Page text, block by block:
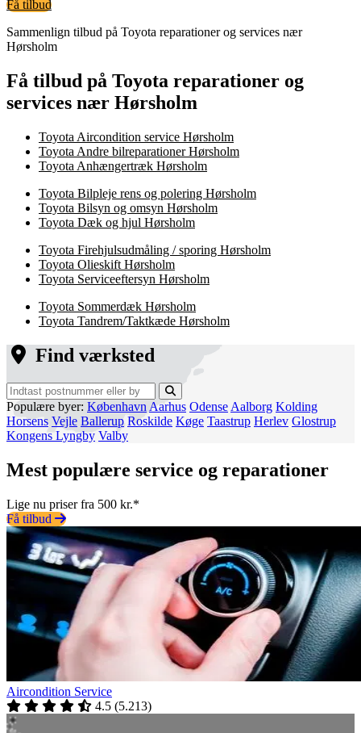
Få tilbud
Sammenlign tilbud på Toyota reparationer og services nær
Hørsholm
Få tilbud på Toyota reparationer og
services nær Hørsholm
Toyota Aircondition service Hørsholm
Toyota Andre bilreparationer Hørsholm
Toyota Anhængertræk Hørsholm
Toyota Bilpleje rens og polering Hørsholm
Toyota Bilsyn og omsyn Hørsholm
Toyota Dæk og hjul Hørsholm
Toyota Firehjulsudmåling / sporing Hørsholm
Toyota Olieskift Hørsholm
Toyota Serviceeftersyn Hørsholm
Toyota Sommerdæk Hørsholm
Toyota Tandrem/Taktkæde Hørsholm
Find værksted
Populære byer: København Aarhus Odense Aalborg Kolding
Horsens Vejle Ballerup Roskilde Køge Taastrup Herlev Glostrup
Kongens Lyngby Valby
Mest populære service og reparationer
Lige nu priser fra 500 kr.*
Få tilbud
Aircondition Service
4.5 (5.213)